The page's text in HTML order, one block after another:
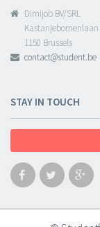
Dimijob BV/SRL
Kastanjebomenlaan
1150 Brussels
contact@student.be
STAY IN TOUCH